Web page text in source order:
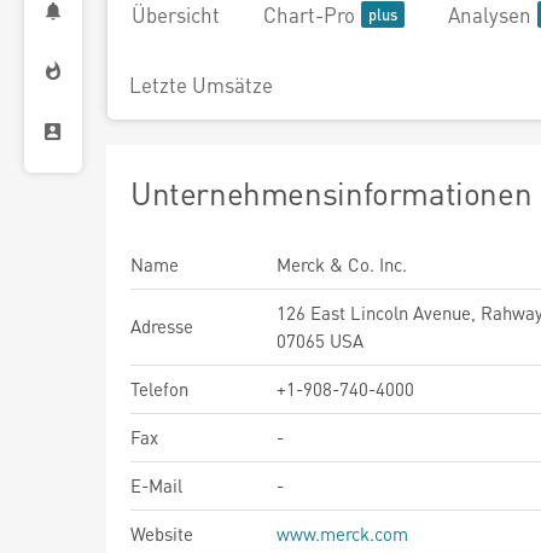
Übersicht Chart-Pro Analysen
Letzte Umsätze
Unternehmensinformationen
Name Merck & Co. Inc.
Adresse
126 East Lincoln Avenue,
07065 USA
Telefon
+1-908-740-4000
Fax
-
E-Mail
-
Website
www.merck.com